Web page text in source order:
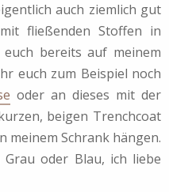
auch ziemlich gut
fließenden Stoffen in
bereits auf meinem
euch zum Beispiel noch
oder an dieses mit der
beigen Trenchcoat
meinem Schrank hängen.
oder Blau, ich liebe